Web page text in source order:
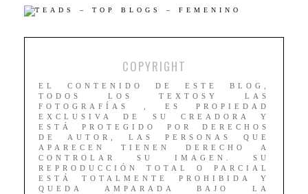
COPYRIGHT
EL CONTENIDO DE ESTE BLOG,
TODOS LOS TEXTOSY LAS
FOTOGRAFÍAS , ES PROPIEDAD
EXCLUSIVA DE SU CREADORA Y
ESTÁ PROTEGIDO POR DERECHOS
DE AUTOR, LAS PERSONAS QUE
APARECEN TIENEN DERECHO A
CONTROLAR SU IMAGEN. SU
REPRODUCCIÓN TOTAL O PARCIAL
ESTÁ TOTALMENTE PROHIBIDA Y
QUEDA AMPARADA BAJO LA